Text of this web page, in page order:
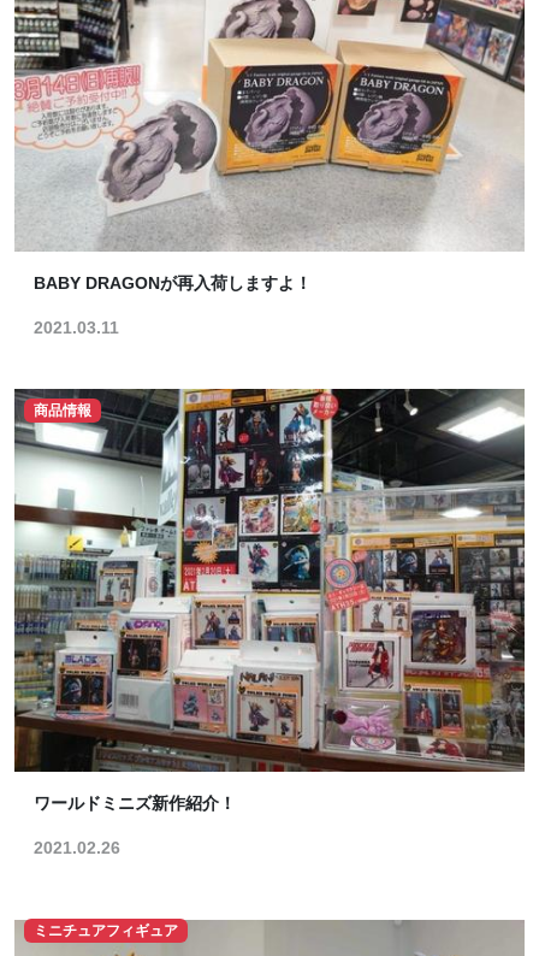
BABY DRAGONが再入荷しますよ！
2021.03.11
商品情報
ワールドミニズ新作紹介！
2021.02.26
ミニチュアフィギュア